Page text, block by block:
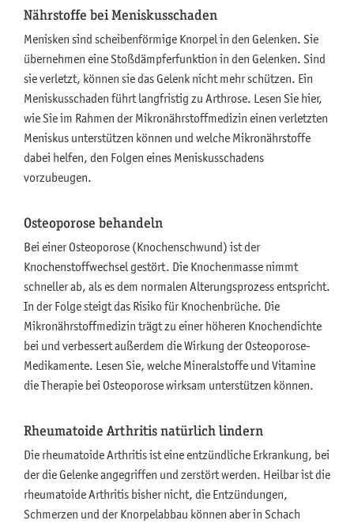
Nährstoffe bei Meniskusschaden
Menisken sind scheibenförmige Knorpel in den Gelenken. Sie
übernehmen eine Stoßdämpferfunktion in den Gelenken. Sind
sie verletzt, können sie das Gelenk nicht mehr schützen. Ein
Meniskusschaden führt langfristig zu Arthrose. Lesen Sie hier,
wie Sie im Rahmen der Mikronährstoffmedizin einen verletzten
Meniskus unterstützen können und welche Mikronährstoffe
dabei helfen, den Folgen eines Meniskusschadens
vorzubeugen.
Osteoporose behandeln
Bei einer Osteoporose (Knochenschwund) ist der
Knochenstoffwechsel gestört. Die Knochenmasse nimmt
schneller ab, als es dem normalen Alterungsprozess entspricht.
In der Folge steigt das Risiko für Knochenbrüche. Die
Mikronährstoffmedizin trägt zu einer höheren Knochendichte
bei und verbessert außerdem die Wirkung der Osteoporose-
Medikamente. Lesen Sie, welche Mineralstoffe und Vitamine
die Therapie bei Osteoporose wirksam unterstützen können.
Rheumatoide Arthritis natürlich lindern
Die rheumatoide Arthritis ist eine entzündliche Erkrankung, bei
der die Gelenke angegriffen und zerstört werden. Heilbar ist die
rheumatoide Arthritis bisher nicht, die Entzündungen,
Schmerzen und der Knorpelabbau können aber in Schach